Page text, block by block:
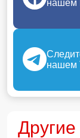
нашем
нашем
Другие